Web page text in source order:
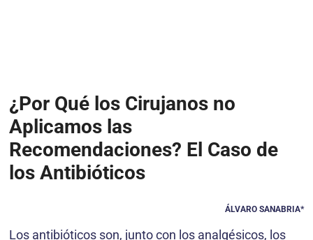
¿Por Qué los Cirujanos no
Aplicamos las
Recomendaciones? El Caso de
los Antibióticos
ÁLVARO SANABRIA*
Los antibióticos son, junto con los analgésicos, los